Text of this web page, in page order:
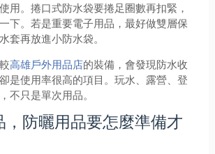
用。捲口式防水袋要捲足圈數再扣緊，
下。若是重要電子用品，最好做雙層保
套再放進小防水袋。
高雄戶外用品店的裝備，會發現防水收
是使用率很高的項目。玩水、露營、登
不只是單次用品。
，防曬用品要怎麼準備才